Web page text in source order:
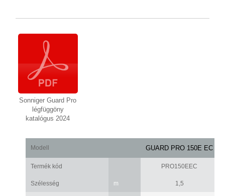
Sonniger Guard Pro
légfüggöny
katalógus 2024
Modell GUARD PRO 150E EC
Termék kód PRO150EEC
Szélesség m 1,5